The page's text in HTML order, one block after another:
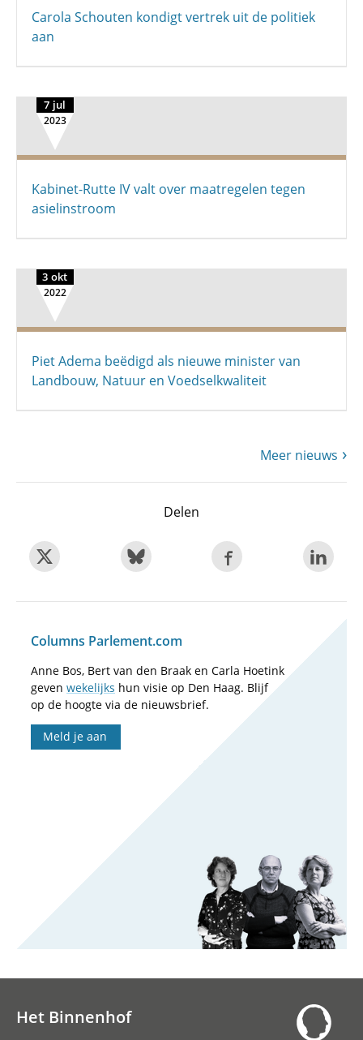
Carola Schouten kondigt vertrek uit de politiek
aan
7 jul
2023
Kabinet-Rutte IV valt over maatregelen tegen
asielinstroom
3 okt
2022
Piet Adema beëdigd als nieuwe minister van
Landbouw, Natuur en Voedselkwaliteit
Meer nieuws
Delen
Columns Parlement.com
Anne Bos, Bert van den Braak en Carla Hoetink
geven wekelijks hun visie op Den Haag. Blijf
op de hoogte via de nieuwsbrief.
Meld je aan
Het Binnenhof